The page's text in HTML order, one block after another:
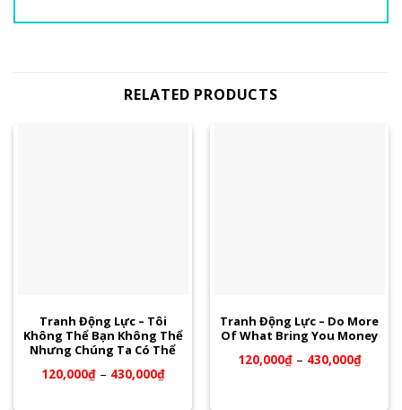
RELATED PRODUCTS
Tranh Động Lực – Tôi
Không Thể Bạn Không Thể
Nhưng Chúng Ta Có Thể
120,000₫– 430,000₫
Tranh Động Lực – Do More
Of What Bring You Money
120,000₫– 430,000₫